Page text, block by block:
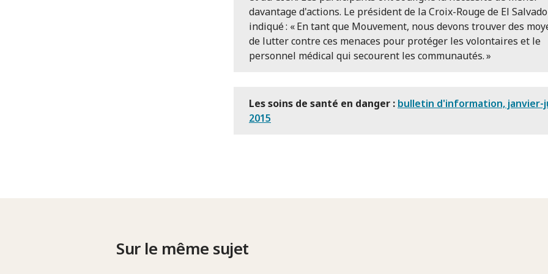
davantage d'actions. Le président de la Croix-Rouge de El
indiqué : « En tant que Mouvement, nous devons trouver des
de lutter contre ces menaces pour protéger les volontaires et le
personnel médical qui secourent les communautés. »
Les soins de santé en danger : bulletin d'information, janvier-
2015
Sur le même sujet